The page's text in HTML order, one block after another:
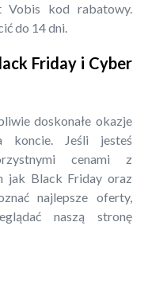
Vobis kod rabatowy.
do 14 dni.
Friday i Cyber
doskonałe okazje
koncie. Jeśli jesteś
cenami z
jak Black Friday oraz
najlepsze oferty,
naszą stronę